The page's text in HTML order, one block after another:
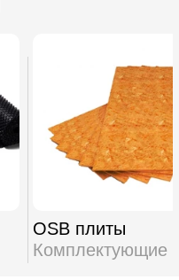
OSB плиты
Комплектующие